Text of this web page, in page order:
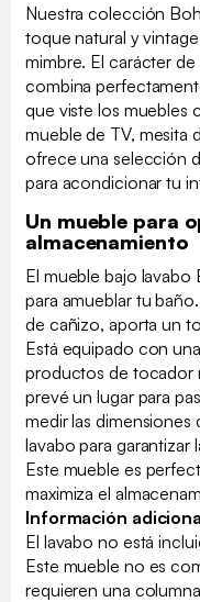
Nuestra colección
toque natural y
mimbre. El carácter
combina
que viste los muebles
mueble de TV, mesita
ofrece una selección
para acondicionar tu
Un mueble para
almacenamiento
El mueble bajo
para amueblar tu
de cañizo, aporta un
Está equipado con
productos de tocador
prevé un lugar para
medir las
lavabo para garantizar
Este mueble es
maximiza el
Información
El lavabo no está
Este mueble no es
requieren una